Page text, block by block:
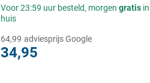
Voor 23:59 uur besteld, morgengratis in
huis
64,99 adviesprijs Google
34,95